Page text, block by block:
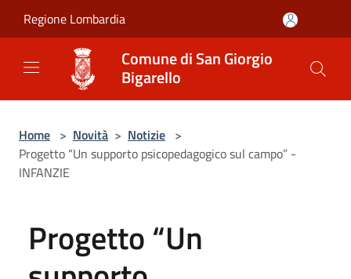
Regione Lombardia
Comune di San Giorgio
Bigarello
Home > Novità > Notizie >
Progetto “Un supporto psicopedagogico sul campo” -
INFANZIE
Progetto “Un